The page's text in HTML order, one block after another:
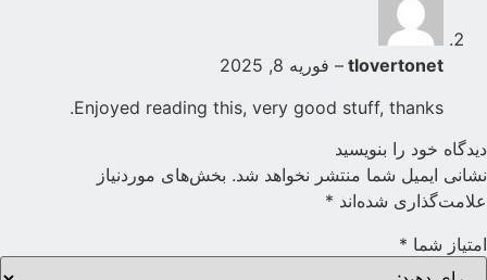
tlovertonet
– فوریه 8, 2025
Enjoyed reading this, very good stuff, thanks.
دیدگاه خود را بنویسید
نشانی ایمیل شما منتشر نخواهد شد. بخش‌های موردنیاز
علامت‌گذاری شده‌اند *
امتیاز شما *